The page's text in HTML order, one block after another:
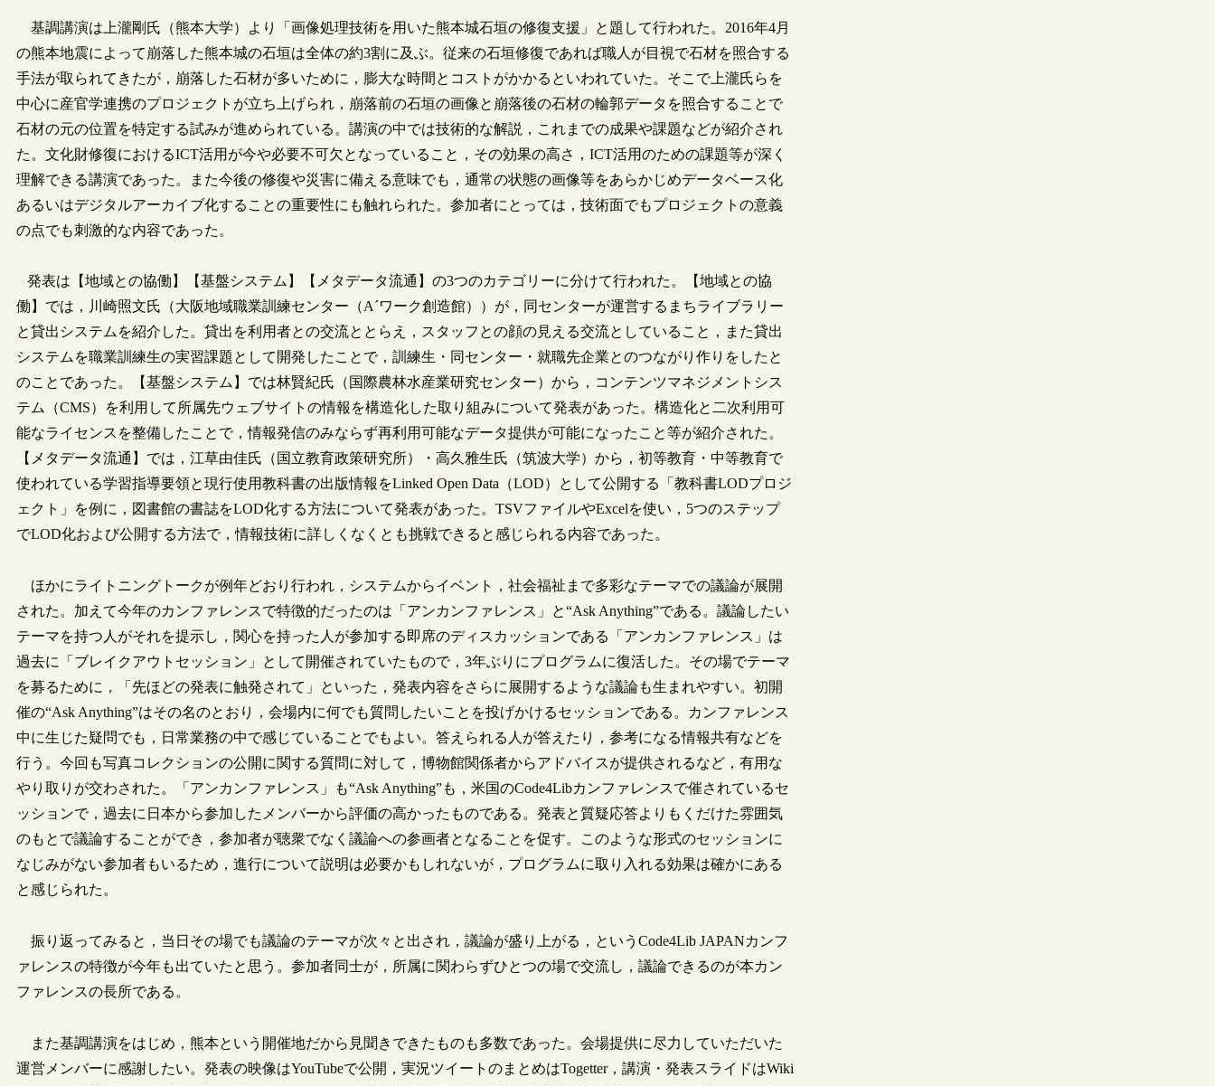
基調講演は上瀧剛氏（熊本大学）より「画像処理技術を用いた熊本城石垣の修復支援」と題して行われた。2016年4月
の熊本地震によって崩落した熊本城の石垣は全体の約3割に及ぶ。従来の石垣修復であれば職人が目視で石材を照合する
手法が取られてきたが，崩落した石材が多いために，膨大な時間とコストがかかるといわれていた。そこで上瀧氏らを
中心に産官学連携のプロジェクトが立ち上げられ，崩落前の石垣の画像と崩落後の石材の輪郭データを照合することで
石材の元の位置を特定する試みが進められている。講演の中では技術的な解説，これまでの成果や課題などが紹介され
た。文化財修復におけるICT活用が今や必要不可欠となっていること，その効果の高さ，ICT活用のための課題等が深く
理解できる講演であった。また今後の修復や災害に備える意味でも，通常の状態の画像等をあらかじめデータベース化
あるいはデジタルアーカイブ化することの重要性にも触れられた。参加者にとっては，技術面でもプロジェクトの意義
の点でも刺激的な内容であった。
発表は【地域との協働】【基盤システム】【メタデータ流通】の3つのカテゴリーに分けて行われた。【地域との協
働】では，川崎照文氏（大阪地域職業訓練センター（A´ワーク創造館））が，同センターが運営するまちライブラリー
と貸出システムを紹介した。貸出を利用者との交流ととらえ，スタッフとの顔の見える交流としていること，また貸出
システムを職業訓練生の実習課題として開発したことで，訓練生・同センター・就職先企業とのつながり作りをしたと
のことであった。【基盤システム】では林賢紀氏（国際農林水産業研究センター）から，コンテンツマネジメントシス
テム（CMS）を利用して所属先ウェブサイトの情報を構造化した取り組みについて発表があった。構造化と二次利用可
能なライセンスを整備したことで，情報発信のみならず再利用可能なデータ提供が可能になったこと等が紹介された。
【メタデータ流通】では，江草由佳氏（国立教育政策研究所）・高久雅生氏（筑波大学）から，初等教育・中等教育で
使われている学習指導要領と現行使用教科書の出版情報をLinked Open Data（LOD）として公開する「教科書LODプロジ
ェクト」を例に，図書館の書誌をLOD化する方法について発表があった。TSVファイルやExcelを使い，5つのステップ
でLOD化および公開する方法で，情報技術に詳しくなくとも挑戦できると感じられる内容であった。
ほかにライトニングトークが例年どおり行われ，システムからイベント，社会福祉まで多彩なテーマでの議論が展開
された。加えて今年のカンファレンスで特徴的だったのは「アンカンファレンス」と“Ask Anything”である。議論したい
テーマを持つ人がそれを提示し，関心を持った人が参加する即席のディスカッションである「アンカンファレンス」は
過去に「ブレイクアウトセッション」として開催されていたもので，3年ぶりにプログラムに復活した。その場でテーマ
を募るために，「先ほどの発表に触発されて」といった，発表内容をさらに展開するような議論も生まれやすい。初開
催の“Ask Anything”はその名のとおり，会場内に何でも質問したいことを投げかけるセッションである。カンファレンス
中に生じた疑問でも，日常業務の中で感じていることでもよい。答えられる人が答えたり，参考になる情報共有などを
行う。今回も写真コレクションの公開に関する質問に対して，博物館関係者からアドバイスが提供されるなど，有用な
やり取りが交わされた。「アンカンファレンス」も“Ask Anything”も，米国のCode4Libカンファレンスで催されているセ
ッションで，過去に日本から参加したメンバーから評価の高かったものである。発表と質疑応答よりもくだけた雰囲気
のもとで議論することができ，参加者が聴衆でなく議論への参画者となることを促す。このような形式のセッションに
なじみがない参加者もいるため，進行について説明は必要かもしれないが，プログラムに取り入れる効果は確かにある
と感じられた。
振り返ってみると，当日その場でも議論のテーマが次々と出され，議論が盛り上がる，というCode4Lib JAPANカンフ
ァレンスの特徴が今年も出ていたと思う。参加者同士が，所属に関わらずひとつの場で交流し，議論できるのが本カン
ファレンスの長所である。
また基調講演をはじめ，熊本という開催地だから見聞きできたものも多数であった。会場提供に尽力していただいた
運営メンバーに感謝したい。発表の映像はYouTubeで公開，実況ツイートのまとめはTogetter，講演・発表スライドはWiki